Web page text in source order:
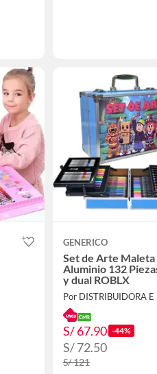
GENERICO
Set de Arte Maleta
Aluminio 132
y dual ROBLX
S/ 67.90 -44%
S/ 72.50
S/ 121